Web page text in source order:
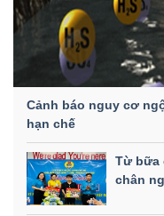
Cảnh báo nguy cơ
hạn chế
Từ bữa
chân